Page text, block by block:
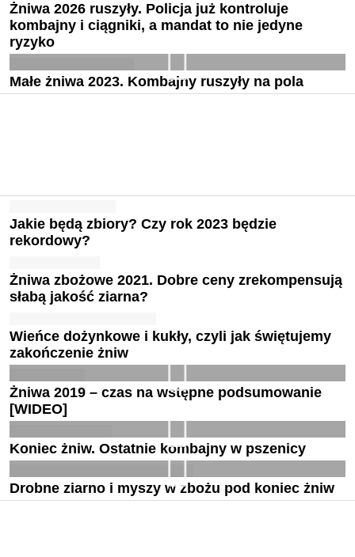
Żniwa 2026 ruszyły. Policja już kontroluje
kombajny i ciągniki, a mandat to nie jedyne
ryzyko
Małe żniwa 2023. Kombajny ruszyły na pola
Jakie będą zbiory? Czy rok 2023 będzie
rekordowy?
Żniwa zbożowe 2021. Dobre ceny zrekompensują
słabą jakość ziarna?
Wieńce dożynkowe i kukły, czyli jak świętujemy
zakończenie żniw
Żniwa 2019 – czas na wstępne podsumowanie
[WIDEO]
Koniec żniw. Ostatnie kombajny w pszenicy
Drobne ziarno i myszy w zbożu pod koniec żniw